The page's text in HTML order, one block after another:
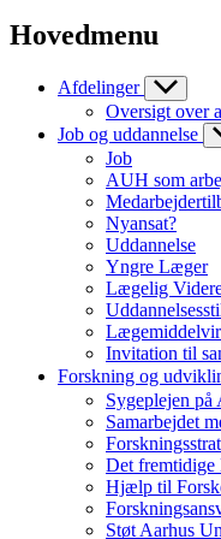
Hovedmenu
Afdelinger
Oversigt over
Job og uddannelse
Job
AUH som
Nyansat?
Uddannelse
Yngre Læger
Lægelig
Invitation til
Forskning og
Sygeplejen
Samarbejdet
Det
Hjælp til
Støt Aarhus